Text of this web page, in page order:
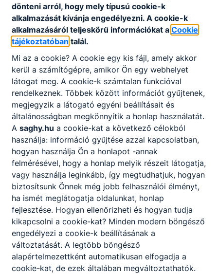
Kollégiumi munkaterv 2025-2026
A menzával kapcsolatos tudnivalók és
letölthető dokumentumok
Partnereink
dönteni arról, hogy mely típusú cookie-k
alkalmazását kívánja engedélyezni. A cookie-k
alkalmazásáról teljeskörű információkat a Cookie
tájékoztatóban talál.
Mi az a cookie? A cookie egy kis fájl, amely akkor
kerül a számítógépre, amikor Ön egy webhelyet
látogat meg. A cookie-k számtalan funkcióval
rendelkeznek. Többek között információt gyűjtenek,
megjegyzik a látogató egyéni beállításait és
általánosságban megkönnyítik a honlap használatát.
A saghy.hu a cookie-kat a következő célokból
használja: információ gyűjtése azzal kapcsolatban,
hogyan használja Ön a honlapot -annak
felmérésével, hogy a honlap melyik részeit látogatja,
vagy használja leginkább, így megtudhatjuk, hogyan
biztosítsunk Önnek még jobb felhasználói élményt,
ha ismét meglátogatja oldalunkat, honlap
fejlesztése. Hogyan ellenőrizheti és hogyan tudja
kikapcsolni a cookie-kat? Minden modern böngésző
engedélyezi a cookie-k beállításának a
változtatását. A legtöbb böngésző
alapértelmezettként automatikusan elfogadja a
cookie-kat, de ezek általában megváltoztathatók.